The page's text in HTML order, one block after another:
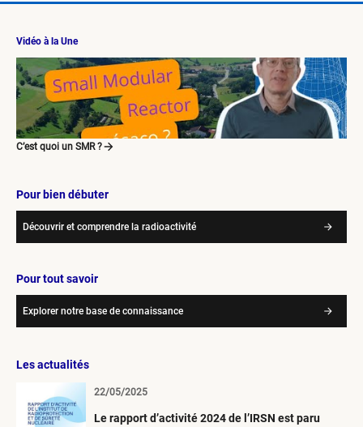
Vidéo à la Une
C’est quoi un SMR ?
Pour bien débuter
Découvrir et comprendre la radioactivité
Pour tout savoir
Explorer notre base de connaissance
Les actualités
Le rapport d’activité 2024 de l’IRSN est paru
22/05/2025